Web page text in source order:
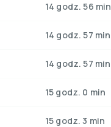
14 godz. 56 min
14 godz. 57 min
14 godz. 57 min
15 godz. 0 min
15 godz. 3 min